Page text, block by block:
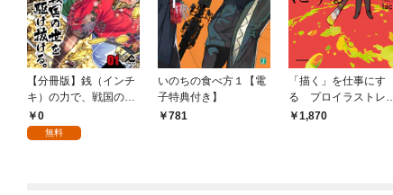
【分冊版】銭（インチ
キ）の力で、戦国の世
を駆け抜ける。 第1話
0
無料
いのちの食べ方１【電
子特典付き】
781
「描く」を仕事にす
る プロイラストレー
ターとして生きてわか
1,870